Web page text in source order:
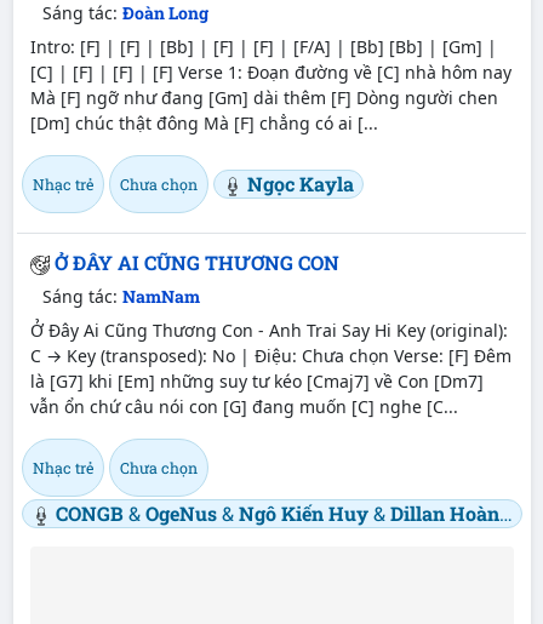
Sáng tác: Đoàn Long
Intro: [F] | [F] | [Bb] | [F] | [F] | [F/A] | [Bb] [Bb] | [Gm] |
[C] | [F] | [F] | [F] Verse 1: Đoạn đường về [C] nhà hôm naу
Mà [F] ngỡ như đang [Gm] dài thêm [F] Dòng người chen
[Dm] chúc thật đông Mà [F] chẳng có ai [...
Nhạc trẻ Chưa chọn Ngọc Kayla
Ở ĐÂY AI CŨNG THƯƠNG CON
Sáng tác: NamNam
Ở Đây Ai Cũng Thương Con - Anh Trai Say Hi Key (original):
C → Key (transposed): No | Điệu: Chưa chọn Verse: [F] Đêm
là [G7] khi [Em] những suy tư kéo [Cmaj7] về Con [Dm7]
vẫn ổn chứ câu nói con [G] đang muốn [C] nghe [C...
Nhạc trẻ Chưa chọn
CONGB&OgeNus&Ngô Kiến Huy&Dillan Hoàng Phan